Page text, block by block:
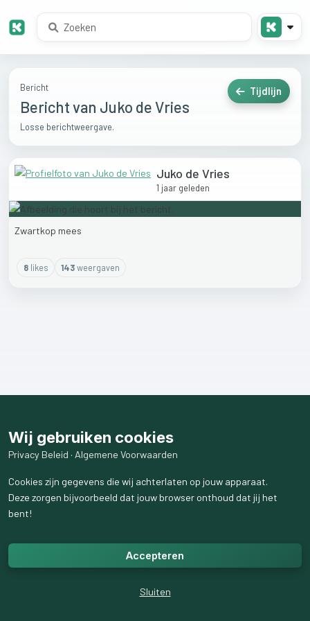
Bericht
Bericht van Juko de Vries
Losse berichtweergave.
Tijdlijn
Juko de Vries
1 jaar geleden
Zwartkop mees
8likes 143weergaven
Wij gebruiken cookies
Privacy Beleid · Algemene Voorwaarden
Cookies zijn gegevens die wij achterlaten op jouw apparaat.
Deze zorgen bijvoorbeeld dat jouw browser onthoud dat jij het
bent!
Accepteren
Sluiten